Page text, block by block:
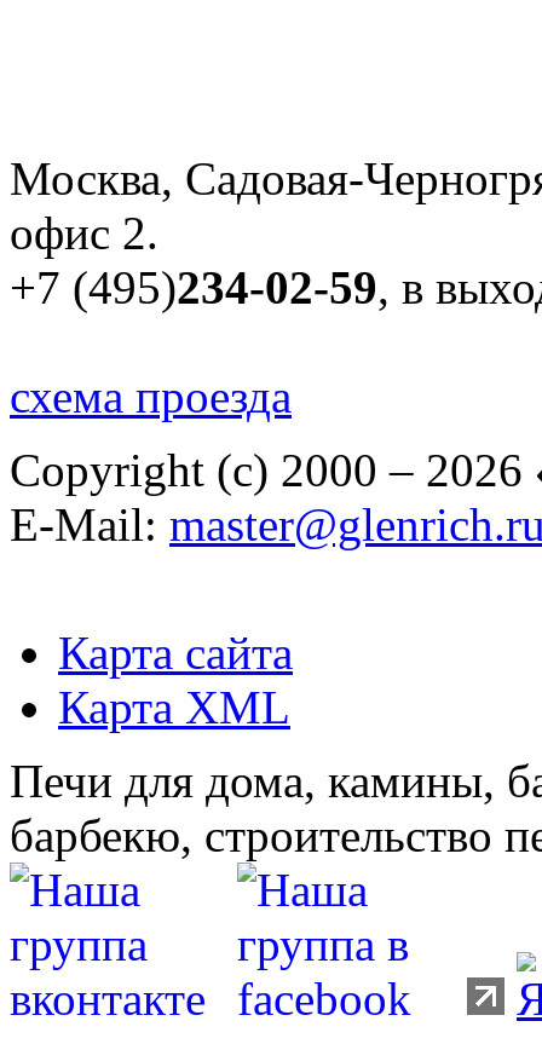
Москва, Садовая-
офис 2.
+7 (495)234-02-59, в
схема проезда
Copyright (c) 2000 – 2026
E-Mail:
Карта сайта
Карта XML
Печи для дома, камины,
барбекю, строительство